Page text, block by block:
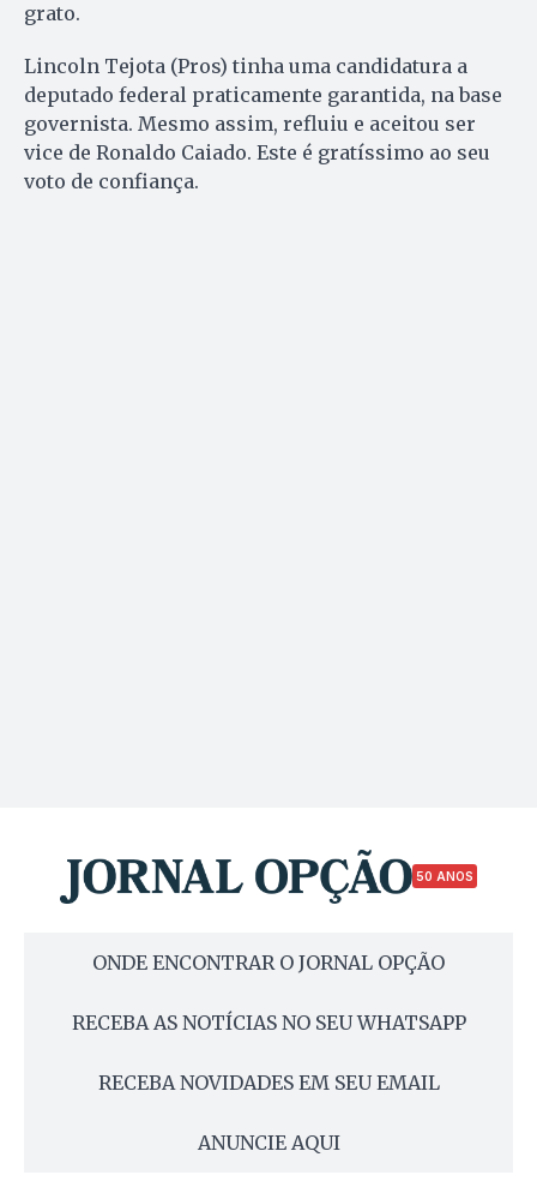
grato.
Lincoln Tejota (Pros) tinha uma candidatura a
deputado federal praticamente garantida, na base
governista. Mesmo assim, refluiu e aceitou ser
vice de Ronaldo Caiado. Este é gratíssimo ao seu
voto de confiança.
50 ANOS
ONDE ENCONTRAR O JORNAL OPÇÃO
RECEBA AS NOTÍCIAS NO SEU WHATSAPP
RECEBA NOVIDADES EM SEU EMAIL
ANUNCIE AQUI